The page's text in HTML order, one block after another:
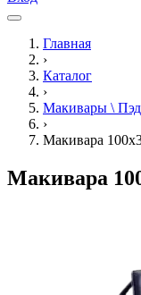
Главная
›
Каталог
›
Макивары \
›
Макивара
Макивара